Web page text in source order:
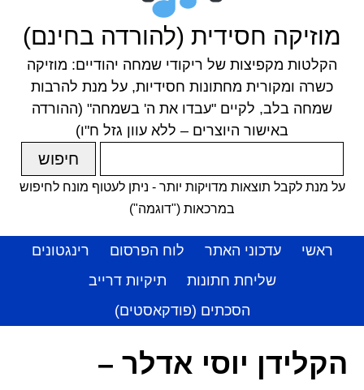
מוזיקה חסידית (להורדה בחינם)
הקלטות מקפיצות של ריקודי שמחה יהודיים: מוזיקה
כשרה ומקורית מחתונות חסידיות, על מנת להרבות
שמחה בלב, לקיים "עבדו את ה' בשמחה" (ההורדה
באישור היוצרים – ללא עוון גזל ח"ו)
על מנת לקבל תוצאות מדויקות יותר - ניתן לעטוף מונח לחיפוש
במרכאות ("דוגמה")
ראשי עדכוני האתר לוח הפרסום
רינגטונים
שליחת חתונות
תיקיות דרייב
הסכתים (פודקאסטים)
הקלידן יוסי אדלר –